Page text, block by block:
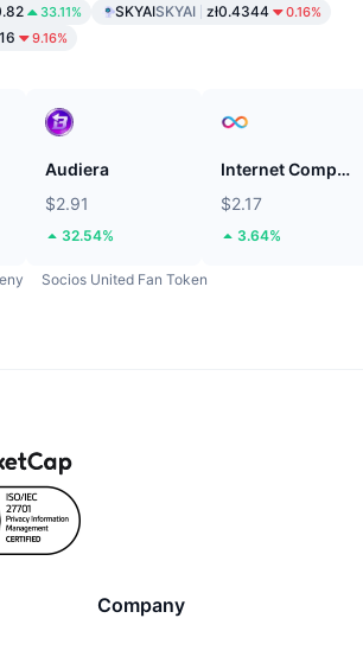
33.11% SKYAISKYAI zł0.4344 0.16%
9.16%
Audiera
$2.91
32.54%
Internet Computer
$2.17
3.64%
Socios United Fan Token
Company